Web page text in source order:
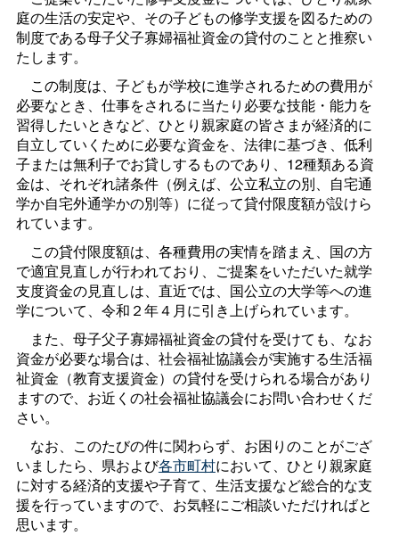
庭の生活の安定や、その子どもの修学支援を図るための
制度である母子父子寡婦福祉資金の貸付のことと推察い
たします。
この制度は、子どもが学校に進学されるための費用が
必要なとき、仕事をされるに当たり必要な技能・能力を
習得したいときなど、ひとり親家庭の皆さまが経済的に
自立していくために必要な資金を、法律に基づき、低利
子または無利子でお貸しするものであり、12種類ある資
金は、それぞれ諸条件（例えば、公立私立の別、自宅通
学か自宅外通学かの別等）に従って貸付限度額が設けら
れています。
この貸付限度額は、各種費用の実情を踏まえ、国の方
で適宜見直しが行われており、ご提案をいただいた就学
支度資金の見直しは、直近では、国公立の大学等への進
学について、令和２年４月に引き上げられています。
また、母子父子寡婦福祉資金の貸付を受けても、なお
資金が必要な場合は、社会福祉協議会が実施する生活福
祉資金（教育支援資金）の貸付を受けられる場合があり
ますので、お近くの社会福祉協議会にお問い合わせくだ
さい。
なお、このたびの件に関わらず、お困りのことがござ
いましたら、県および各市町村において、ひとり親家庭
に対する経済的支援や子育て、生活支援など総合的な支
援を行っていますので、お気軽にご相談いただければと
思います。